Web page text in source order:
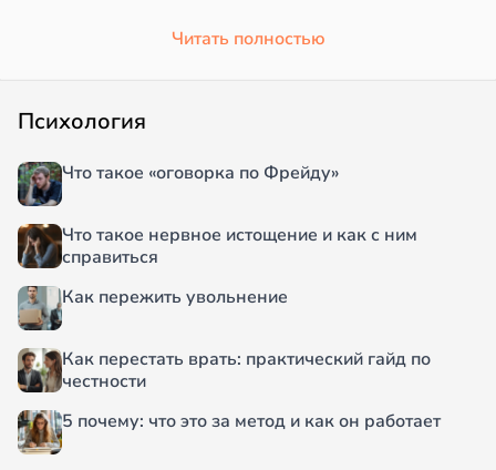
Читать полностью
Психология
Что такое «оговорка по Фрейду»
Что такое нервное истощение и как с ним
справиться
Как пережить увольнение
Как перестать врать: практический гайд по
честности
5 почему: что это за метод и как он работает